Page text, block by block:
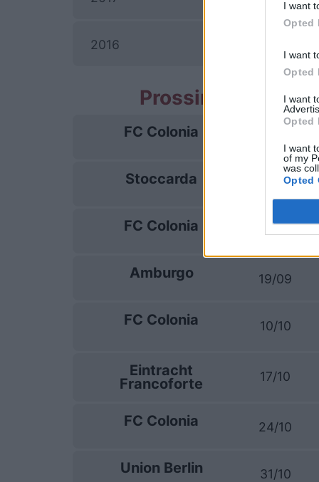
I want
Opted
I want
Opted
I want
Opted
I want
of my
was
Opted
2016
Prossime partite
FC Colonia
Stoccarda 04/09
FC Colonia 12/09
Amburgo 19/09
FC Colonia 10/10
Eintracht
Francoforte 17/10
FC Colonia 24/10
Union Berlin 31/10